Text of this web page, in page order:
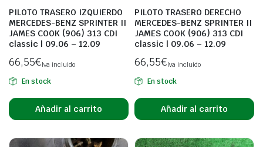
PILOTO TRASERO IZQUIERDO
MERCEDES-BENZ SPRINTER II
JAMES COOK (906) 313 CDI
classic | 09.06 – 12.09
66,55€Iva incluido
En stock
Añadir al carrito
PILOTO TRASERO DERECHO
MERCEDES-BENZ SPRINTER II
JAMES COOK (906) 313 CDI
classic | 09.06 – 12.09
66,55€Iva incluido
En stock
Añadir al carrito